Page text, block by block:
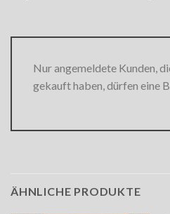
Nur angemeldete Kunden,
gekauft haben, dürfen eine
ÄHNLICHE PRODUKTE